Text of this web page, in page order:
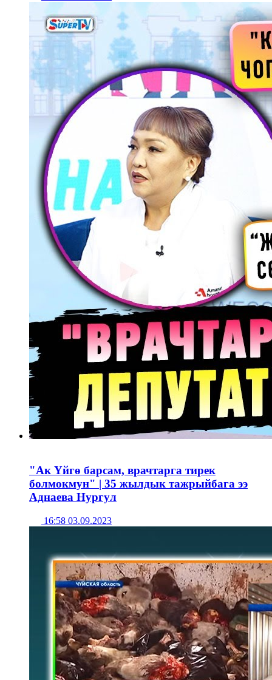
"Ак Үйгө барсам, врачтарга тирек
болмокмун" | 35 жылдык тажрыйбага ээ
Аднаева Нургул
16:58 03.09.2023